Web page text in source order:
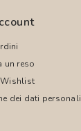
un reso
Wishlist
dei dati personali